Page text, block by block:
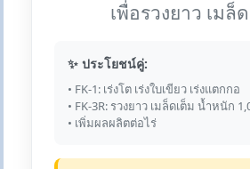
เพื่อรวงยาว เมล็
✨ ประโยชน์คู่:
• FK-1: เร่งโต เร่งใบเขียว เร่งแตกกอ
• FK-3R: รวงยาว เมล็ดเต็ม น้ำหนัก
• เพิ่มผลผลิตต่อไร่